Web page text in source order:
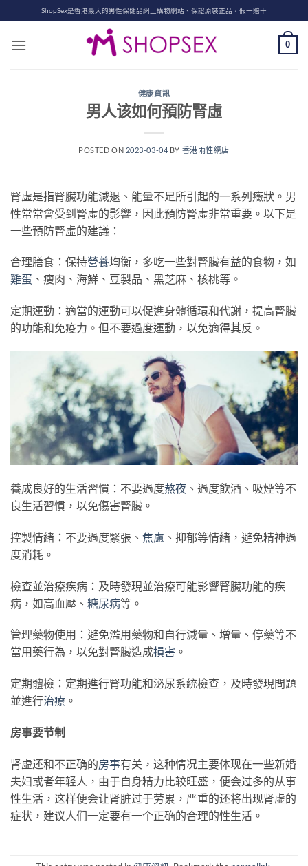
to
content
ShopSex是香港最大的男性保健品網上購物網站、保證原裝正品，假一賠十
0
健康資訊
男人该如何預防腎虛
POSTED ON 2023-03-04 BY 香港兩性網店
腎虛是指腎臟功能減退、能量不足所引起的一系列癥狀。男
性常常會受到腎虛的影響，因此預防腎虛非常重要。以下是
一些預防腎虛的建議：
合理膳食：保持營養均衡，多吃一些對腎臟有益的食物，如
雞蛋 、瘦肉、海鮮、豆製品、黑芝麻、核桃等。
定期運動：適當的運動可以促進身體循環和代謝，提高腎臟
的功能和免疫力。但不要過度運動，以免適得其反。
養成良好的生活習慣：不要過度熬夜 、過度飲酒、吸煙等不
良生活習慣，以免傷害腎臟。
控製情緒：不要過度緊張、 焦慮 、抑郁等情緒，避免精神過
度消耗。
檢查並治療疾病：及時發現並治療可能影響腎臟功能的疾
病，如高血壓、 糖尿病等。
管理藥物使用：避免濫用藥物和自行減量、增量、停藥等不
當用藥行為，以免對腎臟造成損害 。
定期體檢：定期進行腎功能和泌尿系統檢查，及時發現問題
並進行治療 。
房事要节制
肾虚还和不正确的房事有关，这种情况主要体现在一些新婚
夫妇或者年轻人，由于自身精力比较旺盛，便会过多的从事
性生活，这样便会让肾脏过于劳累，严重的还将出现肾虚的
症状，建议人们一定要有一个正确的合理的性生活。